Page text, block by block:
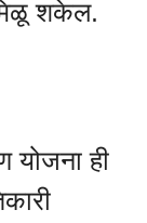
शकेल.
योजना ही